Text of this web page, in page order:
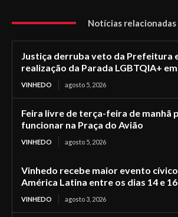
Notícias relacionadas
Justiça derruba veto da Prefeitura
realização da Parada LGBTQIA+
VINHEDO agosto 5, 2026
Feira livre de terça-feira de manhã
funcionar na Praça do Avião
VINHEDO agosto 5, 2026
Vinhedo recebe maior evento
América Latina entre os dias 14 e
VINHEDO agosto 3, 2026